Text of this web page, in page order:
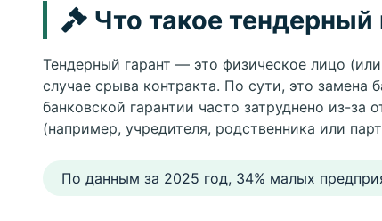
Что такое
Тендерный гарант — это физическое лицо
случае срыва контракта. По сути, это замена
банковской гарантии часто затруднено из-за
(например, учредителя, родственника или
По данным за 2025 год, 34% малых